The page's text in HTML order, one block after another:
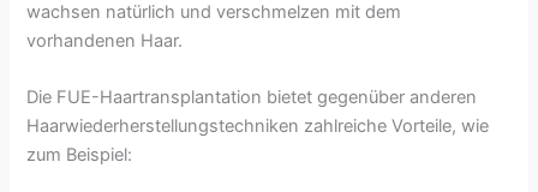
wachsen natürlich und verschmelzen mit dem
vorhandenen Haar.
Die FUE-Haartransplantation bietet gegenüber anderen
Haarwiederherstellungstechniken zahlreiche Vorteile, wie
zum Beispiel: